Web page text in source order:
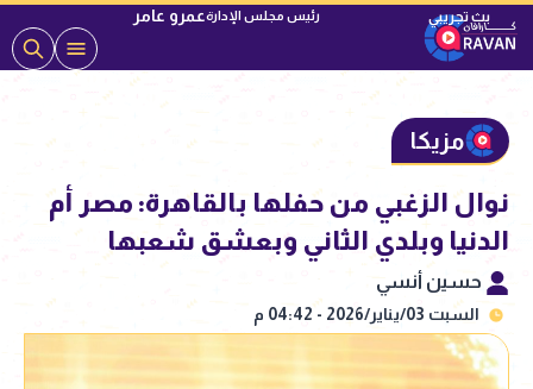
رئيس مجلس الإدارةعمرو عامر
مزيكا
نوال الزغبي من حفلها بالقاهرة: مصر أم
الدنيا وبلدي الثاني وبعشق شعبها
حسين أنسي
السبت 03/يناير/2026 - 04:42 م